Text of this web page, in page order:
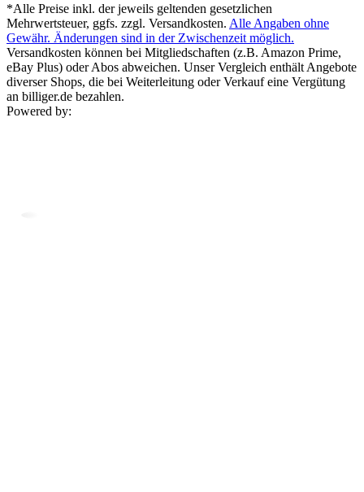
*Alle Preise inkl. der jeweils geltenden gesetzlichen
Mehrwertsteuer, ggfs. zzgl. Versandkosten. Alle Angaben ohne
Gewähr. Änderungen sind in der Zwischenzeit möglich.
Versandkosten können bei Mitgliedschaften (z.B. Amazon Prime,
eBay Plus) oder Abos abweichen. Unser Vergleich enthält Angebote
diverser Shops, die bei Weiterleitung oder Verkauf eine Vergütung
an billiger.de bezahlen.
Powered by: